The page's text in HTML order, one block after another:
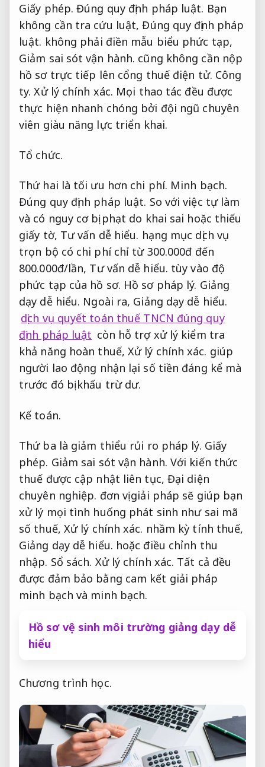
Giấy phép. Đúng quy định pháp luật. Bạn
không cần tra cứu luật,Đúng quy định pháp
luật. không phải điền mẫu biểu phức tạp,
Giảm sai sót vận hành. cũng không cần nộp
hồ sơ trực tiếp lên cổng thuế điện tử. Công
ty. Xử lý chính xác. Mọi thao tác đều được
thực hiện nhanh chóng bởi đội ngũ chuyên
viên giàu năng lực triển khai.
Tổ chức.
Thứ hai là tối ưu hơn chi phí. Minh bạch.
Đúng quy định pháp luật. So với việc tự làm
và có nguy cơ bị phạt do khai sai hoặc thiếu
giấy tờ, Tư vấn dễ hiểu. hạng mục dịch vụ
trọn bộ có chi phí chỉ từ 300.000đ đến
800.000đ/lần, Tư vấn dễ hiểu. tùy vào độ
phức tạp của hồ sơ. Hồ sơ pháp lý. Giảng
dạy dễ hiểu. Ngoài ra, Giảng dạy dễ hiểu.
dịch vụ quyết toán thuế TNCN đúng quy
định pháp luật còn hỗ trợ xử lý kiểm tra
khả năng hoàn thuế, Xử lý chính xác. giúp
người lao động nhận lại số tiền đáng kể mà
trước đó bị khấu trừ dư.
Kế toán.
Thứ ba là giảm thiểu rủi ro pháp lý. Giấy
phép. Giảm sai sót vận hành. Với kiến thức
thuế được cập nhật liên tục, Đại diện
chuyên nghiệp. đơn vị giải pháp sẽ giúp bạn
xử lý mọi tình huống phát sinh như sai mã
số thuế, Xử lý chính xác. nhầm kỳ tính thuế,
Giảng dạy dễ hiểu. hoặc điều chỉnh thu
nhập. Sổ sách. Xử lý chính xác. Tất cả đều
được đảm bảo bằng cam kết giải pháp
minh bạch và minh bạch.
Hồ sơ vệ sinh môi trường giảng dạy dễ
hiểu
Chương trình học.